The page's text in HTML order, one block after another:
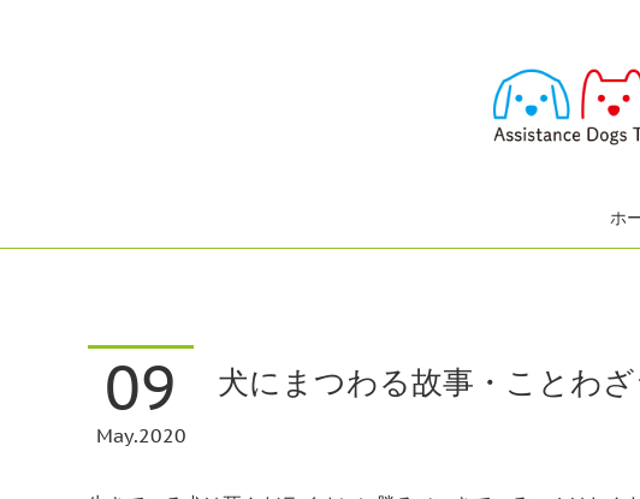
ホ
09
May 2020
犬にまつわる故事・ことわ